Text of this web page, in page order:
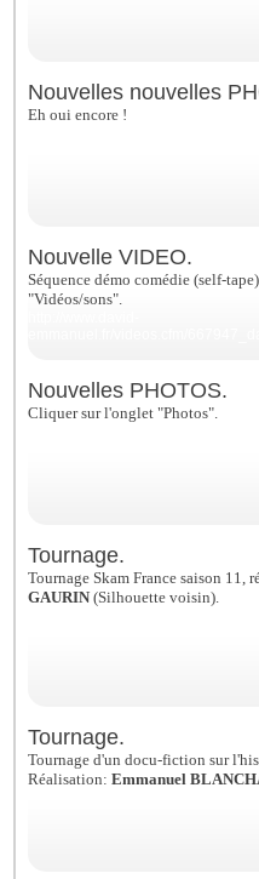
Nouvelles nouvelles
Eh oui encore !
Nouvelle VIDEO.
Séquence démo comédie (self-
"Vidéos/sons".
Nouvelles PHOTOS.
Cliquer sur l'onglet "Photos".
Tournage.
Tournage Skam France saison 11,
GAURIN (Silhouette voisin).
Tournage.
Tournage d'un docu-fiction sur
Réalisation:Emmanuel